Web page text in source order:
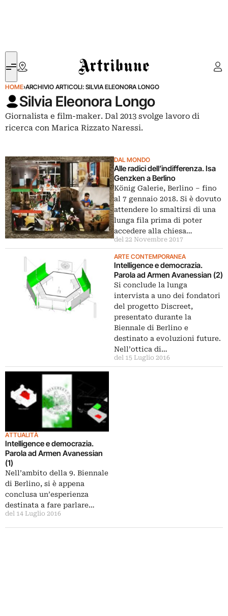
Artribune
HOME›ARCHIVIO ARTICOLI: SILVIA ELEONORA LONGO
Silvia Eleonora Longo
Giornalista e film-maker. Dal 2013 svolge lavoro di
ricerca con Marica Rizzato Naressi.
DAL MONDO
Alle radici dell’indifferenza. Isa
Genzken a Berlino
König Galerie, Berlino ‒ fino
al 7 gennaio 2018. Si è dovuto
attendere lo smaltirsi di una
lunga fila prima di poter
accedere alla chiesa…
del 22 Novembre 2017
ARTE CONTEMPORANEA
Intelligence e democrazia.
Parola ad Armen Avanessian (2)
Si conclude la lunga
intervista a uno dei fondatori
del progetto Discreet,
presentato durante la
Biennale di Berlino e
destinato a evoluzioni future.
Nell’ottica di…
del 15 Luglio 2016
ATTUALITÀ
Intelligence e democrazia.
Parola ad Armen Avanessian
(1)
Nell’ambito della 9. Biennale
di Berlino, si è appena
conclusa un’esperienza
destinata a fare parlare…
del 14 Luglio 2016